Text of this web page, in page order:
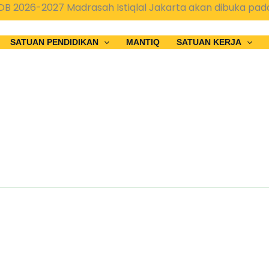
2026-2027 Madrasah Istiqlal Jakarta akan dibuka pada
SATUAN PENDIDIKAN MANTIQ SATUAN KERJA